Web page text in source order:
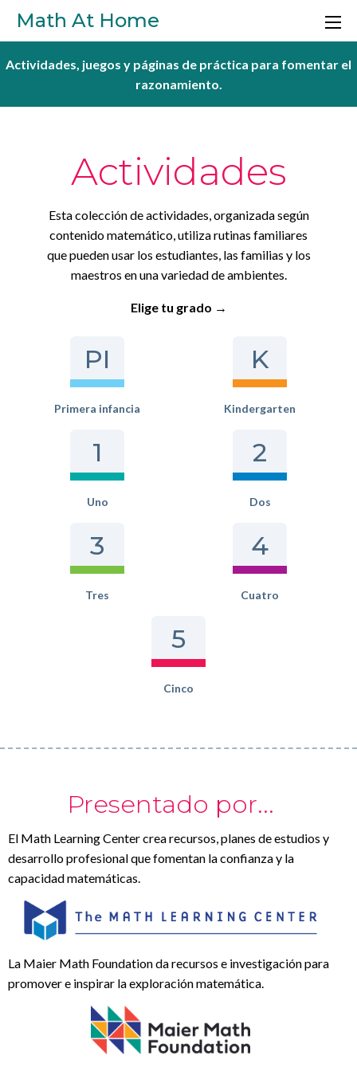
Skip to main content
Math At Home
Actividades, juegos y páginas de práctica para fomentar el
razonamiento.
Actividades
Esta colección de actividades, organizada según
contenido matemático, utiliza rutinas familiares
que pueden usar los estudiantes, las familias y los
maestros en una variedad de ambientes.
Elige tu grado →
PI
Primera infancia
K
Kindergarten
1
Uno
2
Dos
3
Tres
4
Cuatro
5
Cinco
Presentado por...
El Math Learning Center crea recursos, planes de estudios y
desarrollo profesional que fomentan la confianza y la
capacidad matemáticas.
La Maier Math Foundation da recursos e investigación para
promover e inspirar la exploración matemática.